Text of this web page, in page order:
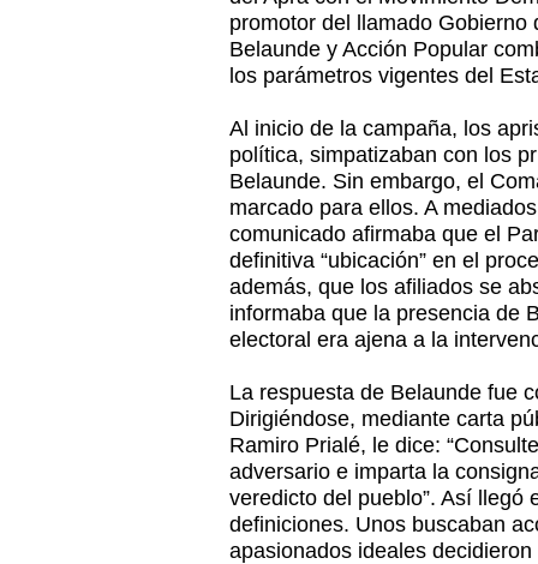
promotor del llamado Gobierno
Belaunde y Acción Popular
los parámetros vigentes del
Al inicio de la campaña, los
política, simpatizaban con los
Belaunde. Sin embargo, el
marcado para ellos. A
comunicado afirmaba que el
definitiva “ubicación” en el
además, que los afiliados se
informaba que la presencia de
electoral era ajena a la
La respuesta de Belaunde fue
Dirigiéndose, mediante carta
Ramiro Prialé, le dice:
adversario e imparta la
veredicto del pueblo”. Así llegó
definiciones. Unos buscaban
apasionados ideales